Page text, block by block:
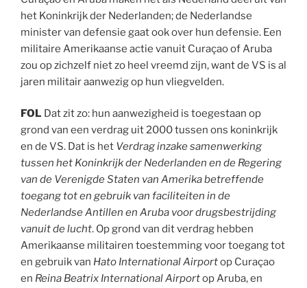
het Koninkrijk der Nederlanden; de Nederlandse
minister van defensie gaat ook over hun defensie. Een
militaire Amerikaanse actie vanuit Curaçao of Aruba
zou op zichzelf niet zo heel vreemd zijn, want de VS is al
jaren militair aanwezig op hun vliegvelden.
FOL Dat zit zo: hun aanwezigheid is toegestaan op
grond van een verdrag uit 2000 tussen ons koninkrijk
en de VS. Dat is het Verdrag inzake samenwerking
tussen het Koninkrijk der Nederlanden en de Regering
van de Verenigde Staten van Amerika betreffende
toegang tot en gebruik van faciliteiten in de
Nederlandse Antillen en Aruba voor drugsbestrijding
vanuit de lucht. Op grond van dit verdrag hebben
Amerikaanse militairen toestemming voor toegang tot
en gebruik van Hato International Airportop Curaçao
en Reina Beatrix International Airportop Aruba, en